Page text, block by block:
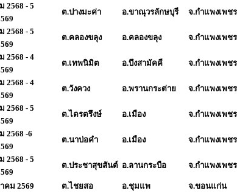
2568 - 5
ต.ปางมะค่า อ.ขาณุวรลักษบุรี จ.กำแพงเพชร
2568 - 5
ต.คลองขลุง อ.คลองขลุง จ.กำแพงเพชร
2568 - 4
ต.เทพนิมิต อ.บึงสามัคคี จ.กำแพงเพชร
2568 - 4
ต.วังควง อ.พรานกระต่าย จ.กำแพงเพชร
2568 - 5
ต.ไตรตรึงษ์ อ.เมือง จ.กำแพงเพชร
2568 -6
ต.นาบ่อคำ อ.เมือง จ.กำแพงเพชร
2568 - 5
ต.ประชาสุขสันต์ อ.ลานกระบือ จ.กำแพงเพชร
คม 2569 ต.ไชยสอ อ.ชุมแพ
จ.ขอนแก่น